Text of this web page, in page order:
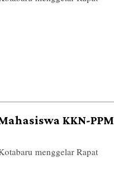
KKN-PPM
menggelar Rapat